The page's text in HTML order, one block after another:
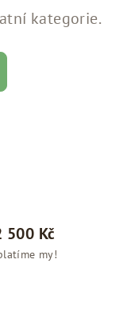
kategorie.
500 Kč
my!